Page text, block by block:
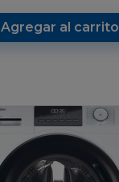
Agregar al carrito